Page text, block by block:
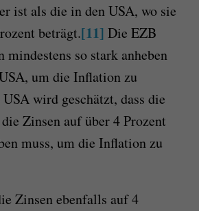
ist als die in den USA, wo sie
beträgt.[11] Die EZB
so stark anheben
um die Inflation zu
wird geschätzt, dass die
Zinsen auf über 4 Prozent
muss, um die Inflation zu
Zinsen ebenfalls auf 4